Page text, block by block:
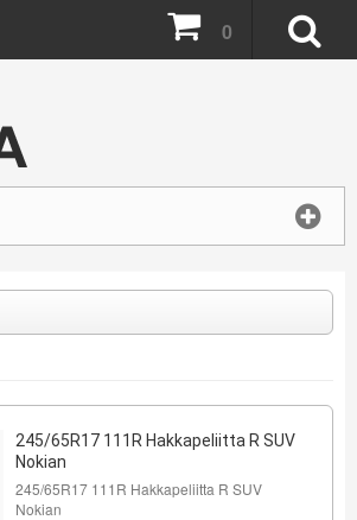
0
245/65R17 111R Hakkapeliitta R SUV
Nokian
245/65R17 111R Hakkapeliitta R SUV
Nokian